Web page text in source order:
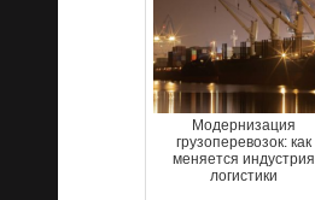
Модернизация
грузоперевозок: как
меняется индустрия
логистики